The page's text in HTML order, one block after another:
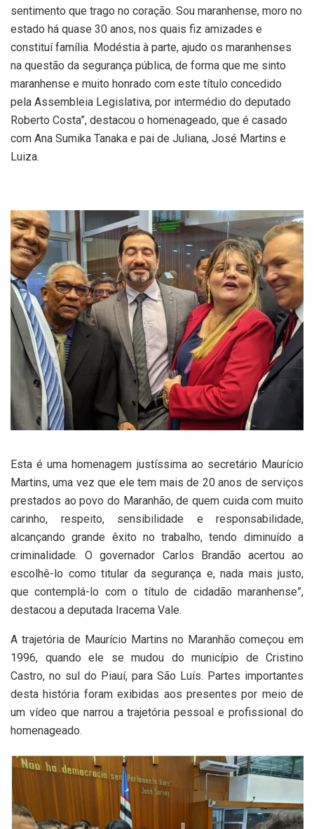
sentimento que trago no coração. Sou maranhense, moro no
estado há quase 30 anos, nos quais fiz amizades e
constituí família. Modéstia à parte, ajudo os maranhenses
na questão da segurança pública, de forma que me sinto
maranhense e muito honrado com este título concedido
pela Assembleia Legislativa, por intermédio do deputado
Roberto Costa”, destacou o homenageado, que é casado
com Ana Sumika Tanaka e pai de Juliana, José Martins e
Luiza.
Esta é uma homenagem justíssima ao secretário Maurício
Martins, uma vez que ele tem mais de 20 anos de serviços
prestados ao povo do Maranhão, de quem cuida com muito
carinho, respeito, sensibilidade e responsabilidade,
alcançando grande êxito no trabalho, tendo diminuído a
criminalidade. O governador Carlos Brandão acertou ao
escolhê-lo como titular da segurança e, nada mais justo,
que contemplá-lo com o título de cidadão maranhense”,
destacou a deputada Iracema Vale.
A trajetória de Maurício Martins no Maranhão começou em
1996, quando ele se mudou do município de Cristino
Castro, no sul do Piauí, para São Luís. Partes importantes
desta história foram exibidas aos presentes por meio de
um vídeo que narrou a trajetória pessoal e profissional do
homenageado.